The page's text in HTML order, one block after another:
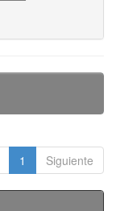
1 Siguiente